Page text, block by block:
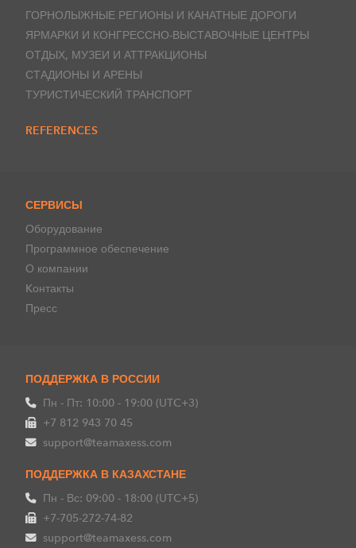
ГОРНОЛЫЖНЫЕ РЕГИОНЫ И КАНАТНЫЕ ДОРОГИ
ЯРМАРКИ И КОНГРЕССНО-ВЫСТАВОЧНЫЕ ЦЕНТРЫ
ОТДЫХ, МУЗЕИ И АТТРАКЦИОНЫ
СТАДИОНЫ И АРЕНЫ
ТУРИСТИЧЕСКИЙ ТРАНСПОРТ
REFERENCES
СЕРВИСЫ
Оборудование
Программное обеспечение
О компании
Kонтакты
Пресс
ПОДДЕРЖКА В РОССИИ
Пн - Пт: 10:00 - 19:00 (UTC+3)
+7 812 943 70 45
support@teamaxess.com
ПОДДЕРЖКА В КАЗАХСТАНЕ
Пн - Вс: 09:00 - 18:00 (UTC+5)
+7-705-272-74-82
support@teamaxess.com